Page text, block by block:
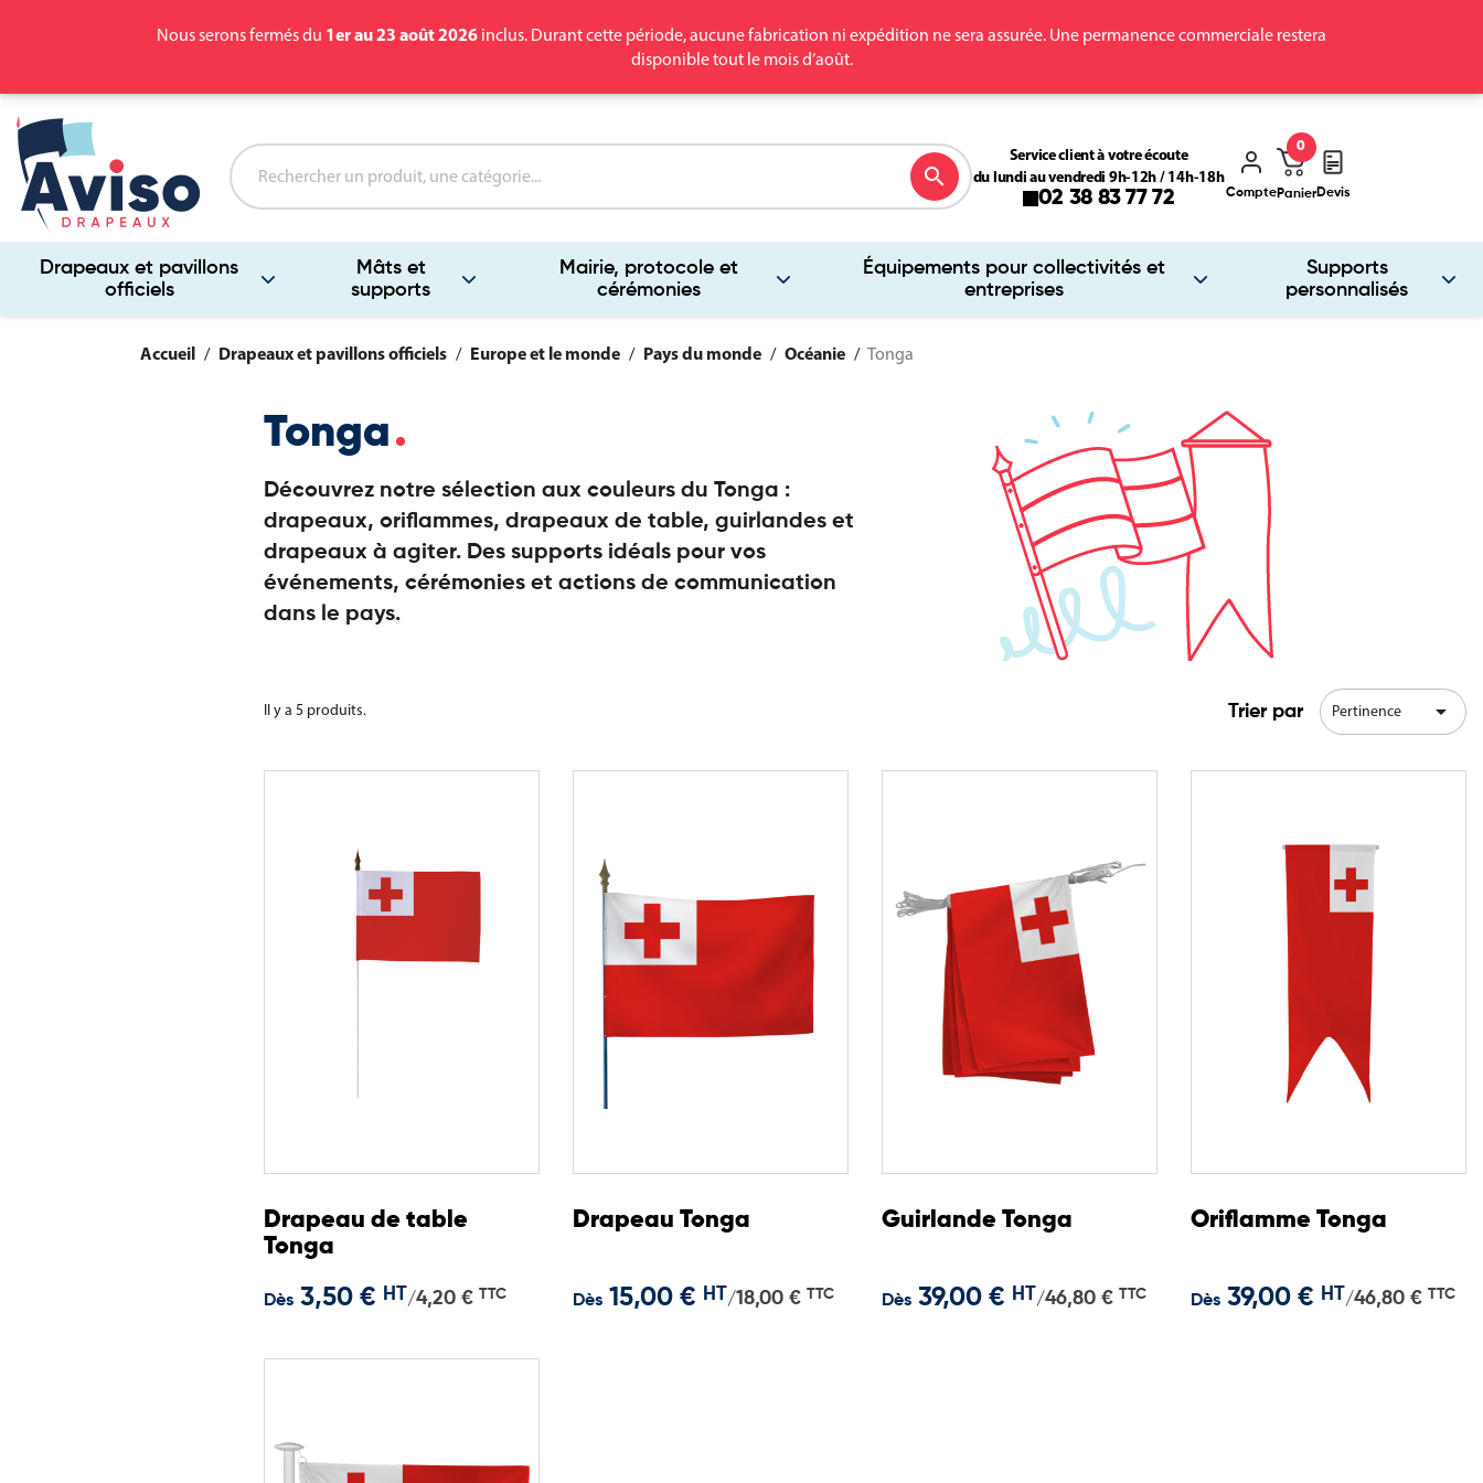
Nous serons fermés du 1er au 23 août 2026 inclus. Durant cette période, aucune fabrication ni expédition ne sera assurée. Une permanence commerciale restera
disponible tout le mois d’août.
Drapeaux et pavillons
officiels
Mâts et
supports
Mairie, protocole et
cérémonies
Équipements pour collectivités et
entreprises
Supports
personnalisés
search
Service client à votre écoute
du lundi au vendredi 9h-12h / 14h-18h
02 38 83 77 72 ComptePanier
0
Devis
Accueil Drapeaux et pavillons officiels Europe et le monde Pays du monde Océanie Tonga
Tonga
Découvrez notre sélection aux couleurs du Tonga :
drapeaux, oriflammes, drapeaux de table, guirlandes et
drapeaux à agiter. Des supports idéals pour vos
événements, cérémonies et actions de communication
dans le pays.
Il y a 5 produits. Trier par Pertinence 
Drapeau de table
Tonga
Dès 3,50 € HT/4,20 € TTC
Drapeau Tonga
Dès 15,00 € HT/18,00 € TTC
Guirlande Tonga
Dès 39,00 € HT/46,80 € TTC
Oriflamme Tonga
Dès 39,00 € HT/46,80 € TTC